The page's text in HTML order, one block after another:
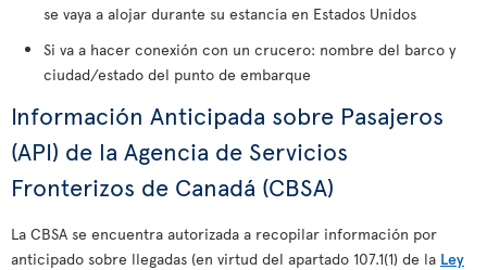
se vaya a alojar durante su estancia en Estados Unidos
Si va a hacer conexión con un crucero: nombre del barco y
ciudad/estado del punto de embarque
Información Anticipada sobre Pasajeros
(API) de la Agencia de Servicios
Fronterizos de Canadá (CBSA)
La CBSA se encuentra autorizada a recopilar información por
anticipado sobre llegadas (en virtud del apartado 107.1(1) de la Ley